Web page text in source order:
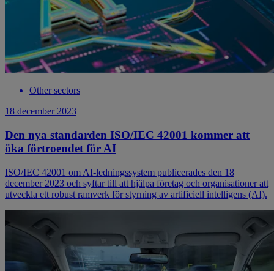
Other sectors
18 december 2023
Den nya standarden ISO/IEC 42001 kommer att
öka förtroendet för AI
ISO/IEC 42001 om AI-ledningssystem publicerades den 18
december 2023 och syftar till att hjälpa företag och organisationer att
utveckla ett robust ramverk för styrning av artificiell intelligens (AI).